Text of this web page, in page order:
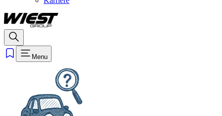
Menu